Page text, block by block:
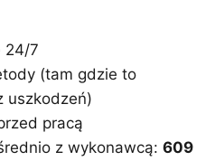
24/7
(tam gdzie to
uszkodzeń)
pracą
z wykonawcą: 609